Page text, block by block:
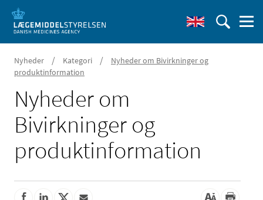
Nyheder / Kategori /
Nyheder om Bivirkninger og
produktinformation
Nyheder om
Bivirkninger og
produktinformation